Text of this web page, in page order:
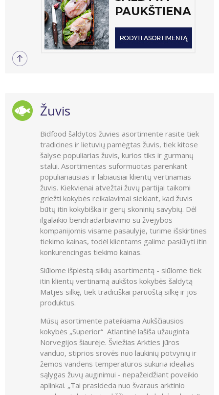
Žuvis
Bidfood šaldytos žuvies asortimente rasite tiek
tradicines ir lietuvių pamėgtas žuvis, tiek kitose
šalyse populiarias žuvis, kurios tiks ir gurmanų
stalui. Asortimentas suformuotas parenkant
populiariausias ir labiausiai klientų vertinamas
žuvis. Kiekvienai atvežtai žuvų partijai taikomi
griežti kokybės reikalavimai siekiant, kad žuvis
būtų itin kokybiška ir gerų skoninių savybių. Dėl
ilgalaikio bendradarbiavimo su žvejybos
kompanijomis visame pasaulyje, turime išskirtines
tiekimo kainas, todėl klientams galime pasiūlyti itin
konkurencingas tiekimo kainas.
Siūlome išplėstą silkių asortimentą - siūlome tiek
itin klientų vertinamą aukštos kokybės šaldytą
Matjes silkę, tiek tradiciškai paruoštą silkę ir jos
produktus.
Mūsų asortimente pateikiama Aukščiausios
kokybės „Superior“ Atlantinė lašiša užauginta
Norvegijos šiaurėje. Šviežias Arkties jūros
vanduo, stiprios srovės nuo laukinių potvynių ir
žemos vandens temperatūros sukuria idealias
sąlygas žuvų auginimui - nepažeidžiant poveikio
aplinkai. „Tai prasideda nuo švaraus arktinio